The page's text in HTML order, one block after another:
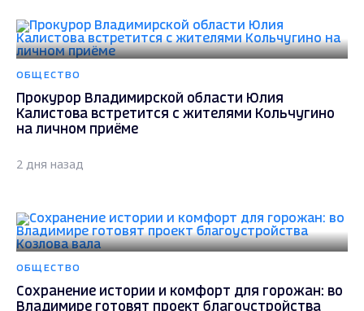
ОБЩЕСТВО
Прокурор Владимирской области Юлия
Калистова встретится с жителями Кольчугино
на личном приёме
2 дня назад
ОБЩЕСТВО
Сохранение истории и комфорт для горожан: во
Владимире готовят проект благоустройства